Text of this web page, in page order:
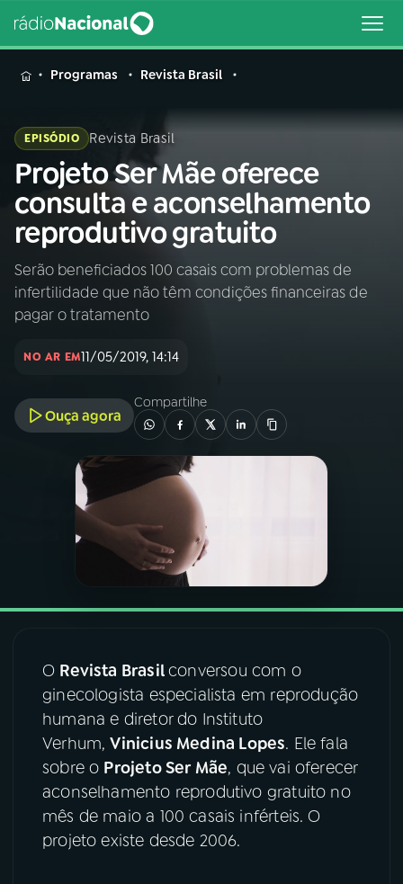
MENU
Buscar
na
Rádio
Nacional
Buscar
AO VIVO
PROGRAMAS
PODCASTS
08FESTIVAL DE MÚSICA
ACOMPANHE A RÁDIO NACIONAL
YouTube Facebook
Programas Revista Brasil
EPISÓDIO Revista Brasil
Projeto Ser Mãe oferece
consulta e aconselhamento
reprodutivo gratuito
Serão beneficiados 100 casais com problemas de
infertilidade que não têm condições financeiras de
pagar o tratamento
NO AR EM11/05/2019, 14:14
Ouça agora
Compartilhe
O Revista Brasilconversou com o
ginecologista especialista em reprodução
humana e diretor do Instituto
Verhum,Vinicius Medina Lopes. Ele fala
sobre o Projeto Ser Mãe, que vai oferecer
aconselhamento reprodutivo gratuito no
mês de maio a 100 casais inférteis. O
projeto existe desde 2006.